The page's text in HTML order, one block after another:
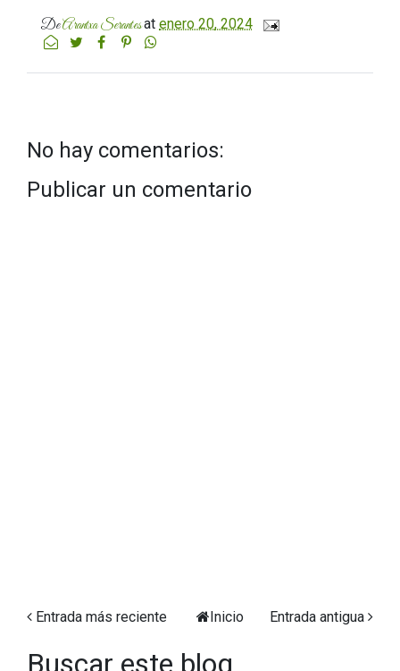
DeArantxa Serantesat enero 20, 2024
No hay comentarios:
Publicar un comentario
Entrada más reciente Entrada antigua
Inicio
Buscar este blog